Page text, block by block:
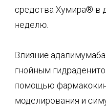
средства Хумира® в
неделю.
Влияние
гнойным
помощью
моделирования и